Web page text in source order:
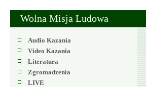
Wolna Misja Ludowa
Audio Kazania
Video Kazania
Literatura
Zgromadzenia
LIVE